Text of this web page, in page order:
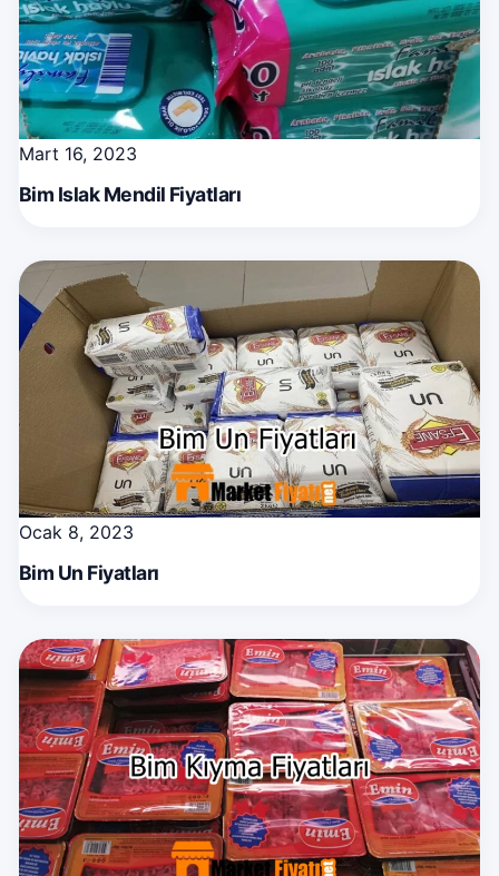
Mart 16, 2023
Bim Islak Mendil Fiyatları
Ocak 8, 2023
Bim Un Fiyatları